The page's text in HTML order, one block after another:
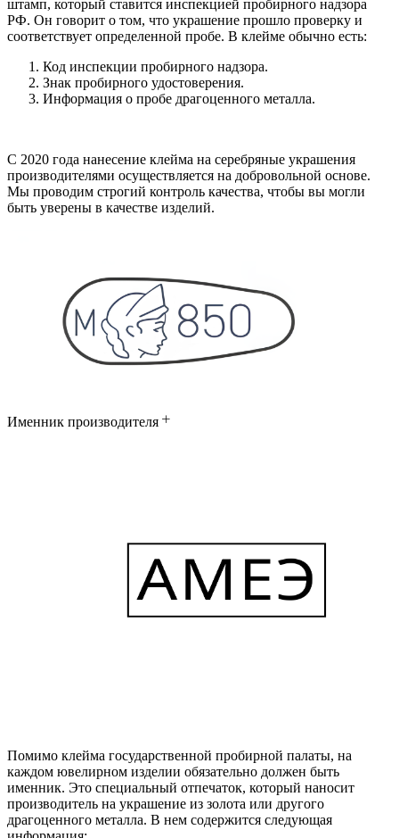
штамп, который ставится инспекцией пробирного надзора
РФ. Он говорит о том, что украшение прошло проверку и
соответствует определенной пробе. В клейме обычно есть:
Код инспекции пробирного надзора.
Знак пробирного удостоверения.
Информация о пробе драгоценного металла.
С 2020 года нанесение клейма на серебряные украшения
производителями осуществляется на добровольной основе.
Мы проводим строгий контроль качества, чтобы вы могли
быть уверены в качестве изделий.
Именник производителя
Помимо клейма государственной пробирной палаты, на
каждом ювелирном изделии обязательно должен быть
именник. Это специальный отпечаток, который наносит
производитель на украшение из золота или другого
драгоценного металла. В нем содержится следующая